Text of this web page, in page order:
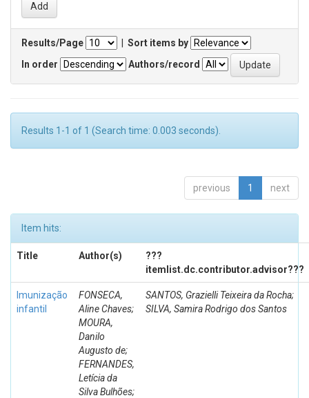
Results/Page
Sort items by
In order
Authors/record
Results 1-1 of 1 (Search time: 0.003 seconds).
previous 1 next
Item hits:
Title Author(s)
???
itemlist.dc.contributor.advisor???
Imunização
infantil
FONSECA,
Aline Chaves;
MOURA,
Danilo
Augusto de;
FERNANDES,
Letícia da
Silva Bulhões;
SANTOS, Grazielli Teixeira da Rocha;
SILVA, Samira Rodrigo dos Santos